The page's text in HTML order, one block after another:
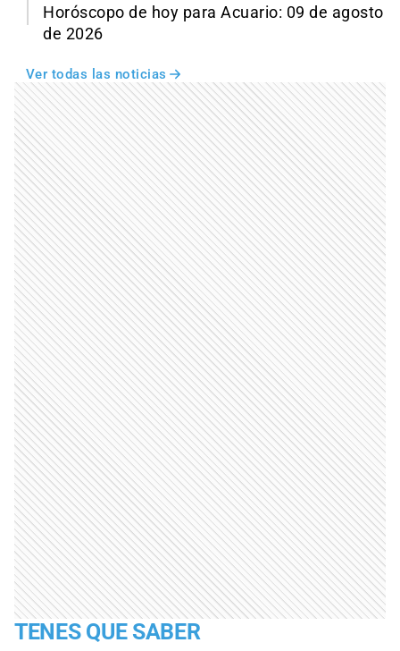
Horóscopo de hoy para Acuario: 09 de agosto
de 2026
Ver todas las noticias
TENES QUE SABER